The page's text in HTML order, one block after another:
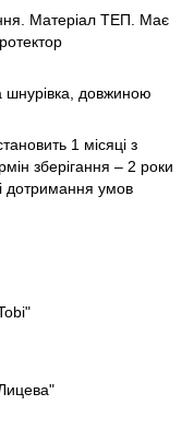
Матеріал ТЕП. Має
шнурівка, довжиною
1 місяці з
зберігання – 2 роки
дотримання умов